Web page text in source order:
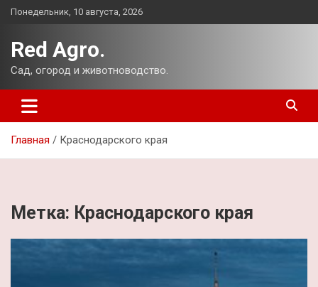
Перейти
Понедельник, 10 августа, 2026
Red Agro.
Сад, огород и животноводство.
Главная Краснодарского края
Метка: Краснодарского края